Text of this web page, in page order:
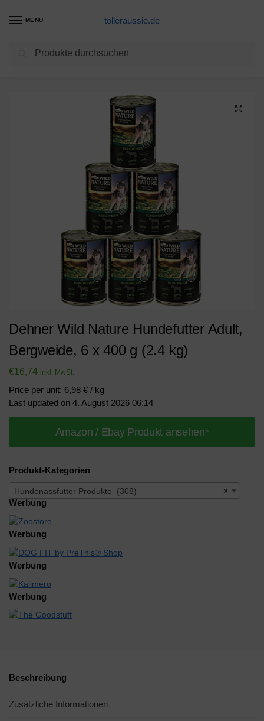
MENU tolleraussie.de
Hundenassfutter Produkte /
Dehner Wild Nature Hundefutter Adult,
Bergweide, 6 x 400 g (2.4 kg)
€16,74 inkl. MwSt.
Price per unit: 6,98 € / kg
Last updated on 4. August 2026 06:14
Amazon / Ebay Produkt ansehen*
Produkt-Kategorien
×
Hundenassfutter Produkte (308)
Werbung
Werbung
Werbung
Werbung
Beschreibung
Zusätzliche Informationen